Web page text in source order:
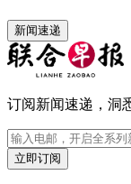
新闻速递
订阅新闻速递，洞
立即订阅